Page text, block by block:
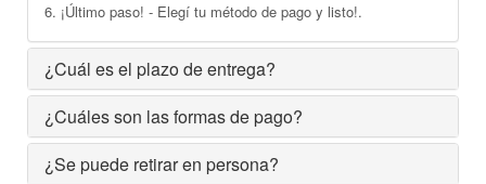
6. ¡Último paso! - Elegí tu método de pago y listo!.
¿Cuál es el plazo de entrega?
¿Cuáles son las formas de pago?
¿Se puede retirar en persona?
Ver todo
Maternal
Culotteless
Boxer
Multiforma
Sin Bretel
Remeras
Camisas
Polleras
Otros
Belleza
Bolsos y Carteras
Violeta
Verde
Rojo